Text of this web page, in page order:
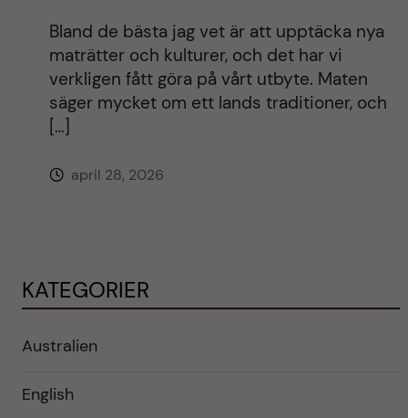
Bland de bästa jag vet är att upptäcka nya
maträtter och kulturer, och det har vi
verkligen fått göra på vårt utbyte. Maten
säger mycket om ett lands traditioner, och
[…]
april 28, 2026
KATEGORIER
Australien
English